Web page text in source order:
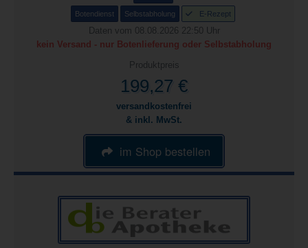
Botendienst Selbstabholung E-Rezept
Daten vom 08.08.2026 22:50 Uhr
kein Versand - nur Botenlieferung oder Selbstabholung
Produktpreis
199,27 €
versandkostenfrei
& inkl. MwSt.
im Shop bestellen